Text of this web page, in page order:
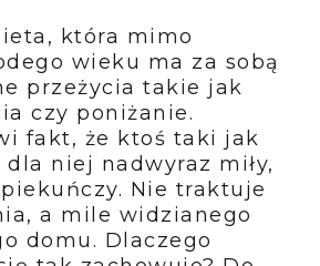
która mimo
wieku ma za sobą
przeżycia takie jak
czy poniżanie.
fakt, że ktoś taki jak
niej nadwyraz miły,
Nie traktuje
a mile widzianego
domu. Dlaczego